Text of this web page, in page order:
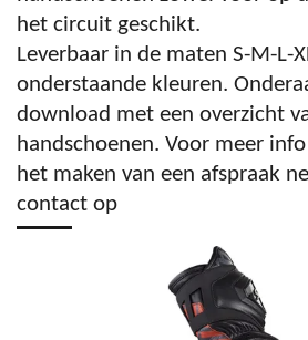
het circuit geschikt.
Leverbaar in de maten S-M-L-
onderstaande kleuren.
download met een overzicht
handschoenen. Voor meer
het maken van een afspraak
contact op